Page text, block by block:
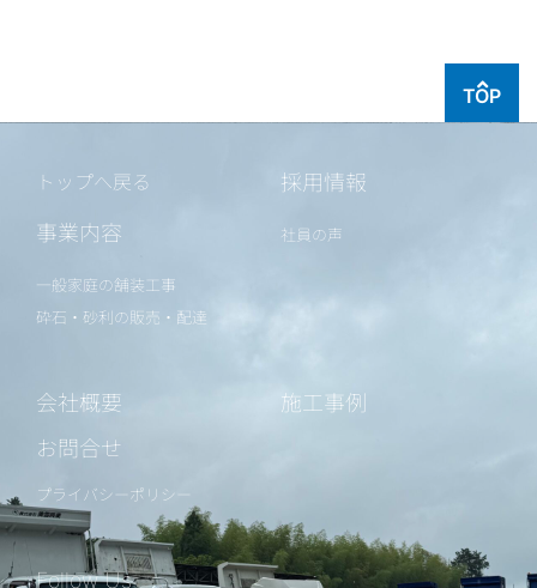
TOP
トップへ戻る
事業内容
一般家庭の舗装工事
砕石・砂利の販売・配達
採用情報
社員の声
会社概要
施工事例
お問合せ
プライバシーポリシー
Follow Us